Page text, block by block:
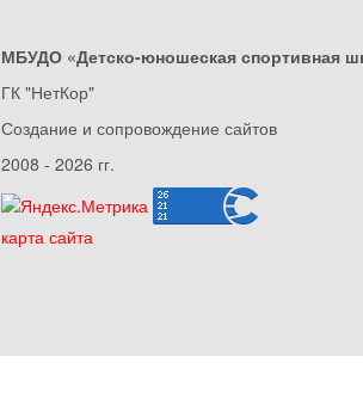
МБУДО «Детско-юношеская спортивная
ГК "НетКор"
Создание и сопровождение сайтов
2008 - 2026 гг.
карта сайта